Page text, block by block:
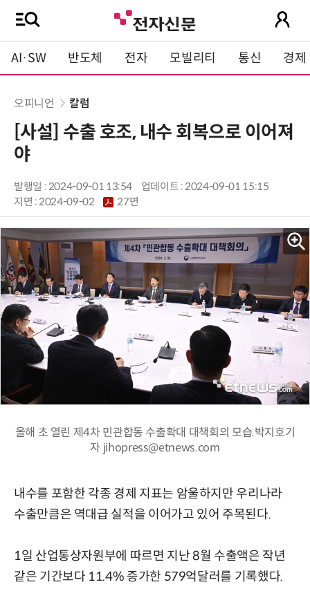
AI·SW 반도체 전자 모빌리티 통신 경제
오피니언 칼럼
[사설] 수출 호조, 내수 회복으로 이어져
야
발행일 : 2024-09-01 13:54
업데이트 : 2024-09-01 15:15
지면 :2024-09-02 27면
올해 초 열린 제4차 민관합동 수출확대 대책회의 모습.박지호기
자 jihopress@etnews.com
내수를 포함한 각종 경제 지표는 암울하지만 우리나라
수출만큼은 역대급 실적을 이어가고 있어 주목된다.
1일 산업통상자원부에 따르면 지난 8월 수출액은 작년
같은 기간보다 11.4% 증가한 579억달러를 기록했다.